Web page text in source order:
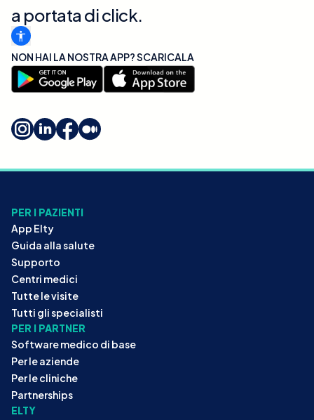
a portata di click.
NON HAI LA NOSTRA APP? SCARICALA
PER I PAZIENTI
App Elty
Guida alla salute
Supporto
Centri medici
Tutte le visite
Tutti gli specialisti
PER I PARTNER
Software medico di base
Per le aziende
Per le cliniche
Partnerships
ELTY